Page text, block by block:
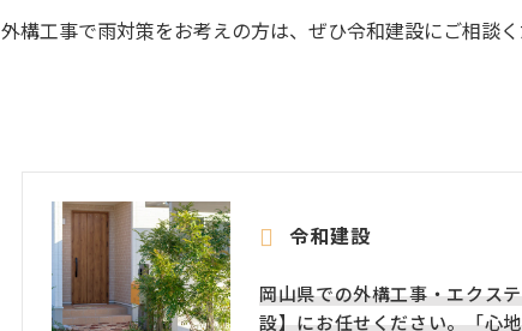
外構工事で雨対策をお考えの方は、ぜひ令和建設にご相談く
令和建設
岡山県での外構工事・エクス
設】にお任せください。「心